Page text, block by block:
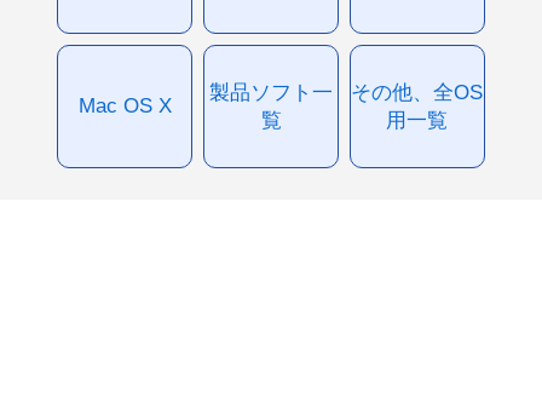
Mac OS X
製品ソフト一
覧
その他、全OS
用一覧